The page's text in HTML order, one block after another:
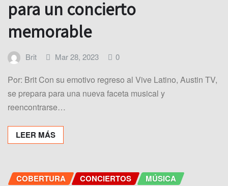
para un concierto
memorable
Brit Mar 28, 2023 0
Por: Brit Con su emotivo regreso al Vive Latino, Austin TV,
se prepara para una nueva faceta musical y
reencontrarse…
LEER MÁS
COBERTURA CONCIERTOS MÚSICA